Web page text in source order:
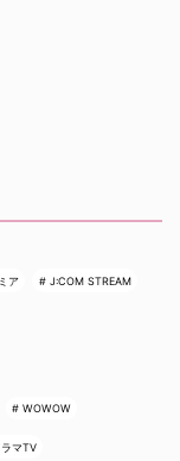
ア J:COM STREAM
WOWOW
マTV